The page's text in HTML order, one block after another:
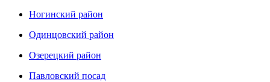
Ногинский район
Одинцовский район
Озерецкий район
Павловский посад